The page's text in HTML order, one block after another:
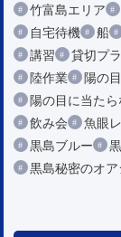
竹富島エリア
自宅待機
船
講習
貸切プ
陸作業
陽の
陽の目に当た
飲み会
魚眼
黒島ブルー
黒島秘密のオア